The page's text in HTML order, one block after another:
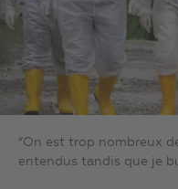
“On est trop nombreux
entendus tandis que je